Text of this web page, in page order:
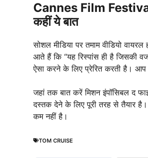
Cannes Film Festival
कहीं ये बात
सोशल मीडिया पर तमाम वीडियो
आते हैं कि “यह रिस्पांस ही है जिसकी
ऐसा करने के लिए प्रेरित करती है। आप
जहां तक बात करें मिशन इंपॉसिबल द
दस्तक देने के लिए पूरी तरह से तैयार
कम नहीं है।
TOM CRUISE